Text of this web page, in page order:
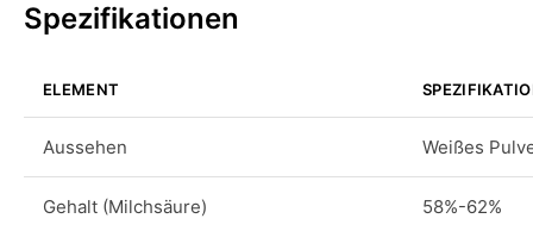
Spezifikationen
ELEMENT
Aussehen Weißes
Gehalt (Milchsäure) 58%-62%